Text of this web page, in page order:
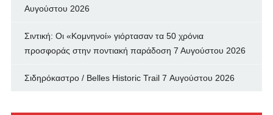
Αυγούστου 2026
Σιντική: Οι «Κομνηνοί» γιόρτασαν τα 50 χρόνια
προσφοράς στην ποντιακή παράδοση 7 Αυγούστου 2026
Σιδηρόκαστρο / Belles Historic Trail 7 Αυγούστου 2026